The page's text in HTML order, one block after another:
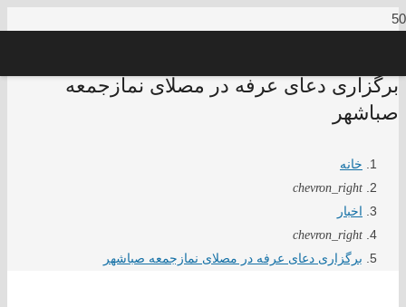
برگزاری دعای عرفه در مصلای نمازجمعه
صباشهر
خانه
chevron_right
اخبار
chevron_right
برگزاری دعای عرفه در مصلای نمازجمعه صباشهر